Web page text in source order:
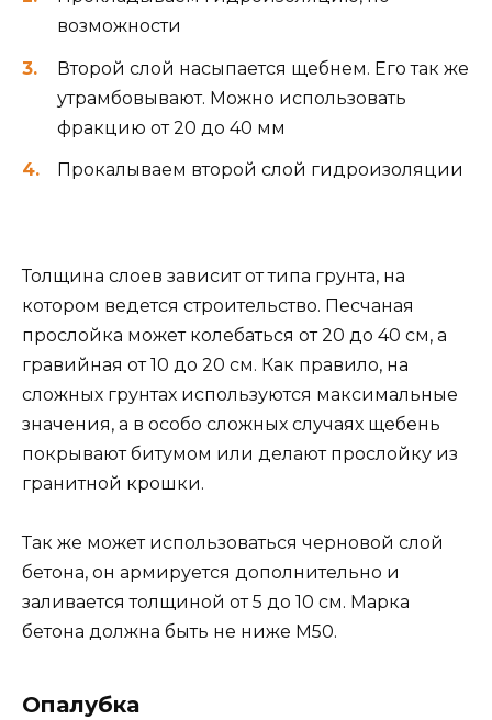
возможности
Второй слой насыпается щебнем. Его так же
утрамбовывают. Можно использовать
фракцию от 20 до 40 мм
Прокалываем второй слой гидроизоляции
Толщина слоев зависит от типа грунта, на
котором ведется строительство. Песчаная
прослойка может колебаться от 20 до 40 см, а
гравийная от 10 до 20 см. Как правило, на
сложных грунтах используются максимальные
значения, а в особо сложных случаях щебень
покрывают битумом или делают прослойку из
гранитной крошки.
Так же может использоваться черновой слой
бетона, он армируется дополнительно и
заливается толщиной от 5 до 10 см. Марка
бетона должна быть не ниже М50.
Опалубка